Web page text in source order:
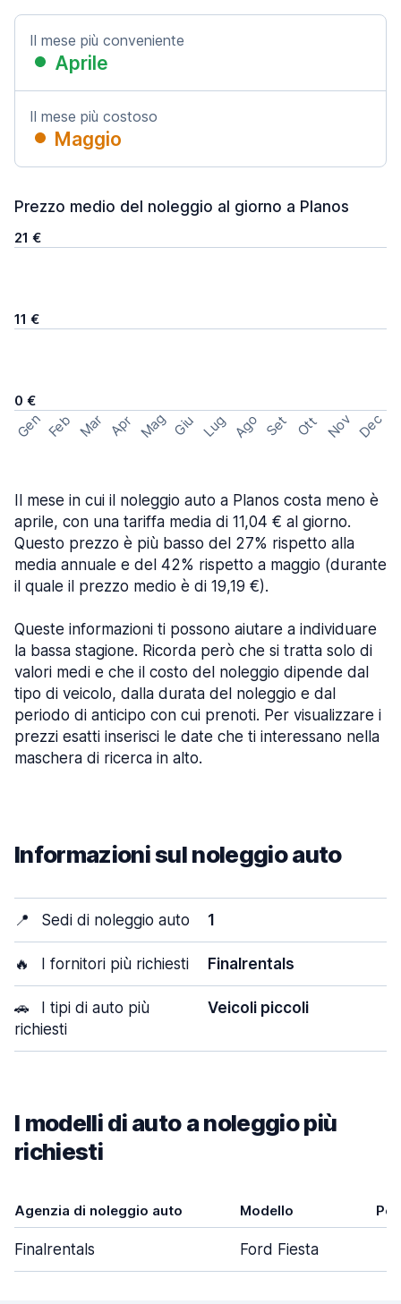
Il mese più conveniente
Aprile
Il mese più costoso
Maggio
Prezzo medio del noleggio al giorno a Planos
21 €
11 €
0 €
Gen Feb Mar Apr Mag Giu Lug Ago Set Ott Nov Dec
Il mese in cui il noleggio auto a Planos costa meno è
aprile, con una tariffa media di 11,04 € al giorno.
Questo prezzo è più basso del 27% rispetto alla
media annuale e del 42% rispetto a maggio (durante
il quale il prezzo medio è di 19,19 €).
Queste informazioni ti possono aiutare a individuare
la bassa stagione. Ricorda però che si tratta solo di
valori medi e che il costo del noleggio dipende dal
tipo di veicolo, dalla durata del noleggio e dal
periodo di anticipo con cui prenoti. Per visualizzare i
prezzi esatti inserisci le date che ti interessano nella
maschera di ricerca in alto.
Informazioni sul noleggio auto
📍 Sedi di noleggio auto 1
🔥 I fornitori più richiesti Finalrentals
🚗
I tipi di auto più
richiesti
Veicoli piccoli
I modelli di auto a noleggio più
richiesti
Agenzia di noleggio auto Modello
Finalrentals Ford Fiesta